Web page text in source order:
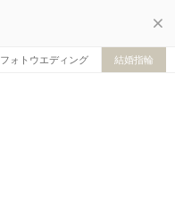
フォトウエディング 結婚指輪